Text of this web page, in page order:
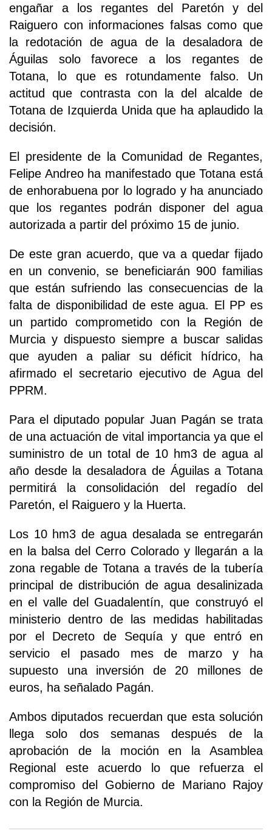
engañar a los regantes del Paretón y del
Raiguero con informaciones falsas como que
la redotación de agua de la desaladora de
Águilas solo favorece a los regantes de
Totana, lo que es rotundamente falso. Un
actitud que contrasta con la del alcalde de
Totana de Izquierda Unida que ha aplaudido la
decisión.
El presidente de la Comunidad de Regantes,
Felipe Andreo ha manifestado que Totana está
de enhorabuena por lo logrado y ha anunciado
que los regantes podrán disponer del agua
autorizada a partir del próximo 15 de junio.
De este gran acuerdo, que va a quedar fijado
en un convenio, se beneficiarán 900 familias
que están sufriendo las consecuencias de la
falta de disponibilidad de este agua. El PP es
un partido comprometido con la Región de
Murcia y dispuesto siempre a buscar salidas
que ayuden a paliar su déficit hídrico, ha
afirmado el secretario ejecutivo de Agua del
PPRM.
Para el diputado popular Juan Pagán se trata
de una actuación de vital importancia ya que el
suministro de un total de 10 hm3 de agua al
año desde la desaladora de Águilas a Totana
permitirá la consolidación del regadío del
Paretón, el Raiguero y la Huerta.
Los 10 hm3 de agua desalada se entregarán
en la balsa del Cerro Colorado y llegarán a la
zona regable de Totana a través de la tubería
principal de distribución de agua desalinizada
en el valle del Guadalentín, que construyó el
ministerio dentro de las medidas habilitadas
por el Decreto de Sequía y que entró en
servicio el pasado mes de marzo y ha
supuesto una inversión de 20 millones de
euros, ha señalado Pagán.
Ambos diputados recuerdan que esta solución
llega solo dos semanas después de la
aprobación de la moción en la Asamblea
Regional este acuerdo lo que refuerza el
compromiso del Gobierno de Mariano Rajoy
con la Región de Murcia.